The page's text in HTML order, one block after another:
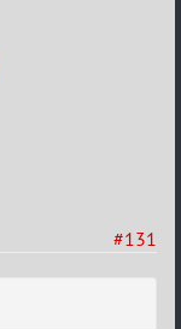
#131